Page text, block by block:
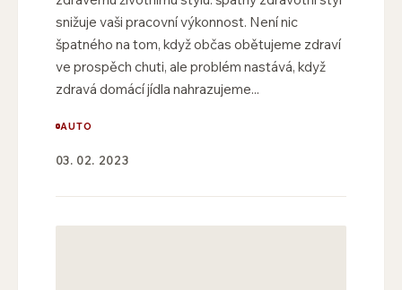
snižuje vaši pracovní výkonnost. Není nic
špatného na tom, když občas obětujeme zdraví
ve prospěch chuti, ale problém nastává, když
zdravá domácí jídla nahrazujeme...
AUTO
03. 02. 2023